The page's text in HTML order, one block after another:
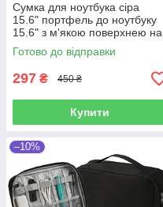
Сумка для ноутбука сіра
15.6" портфель до ноутбуку
15.6" з м'якою поверхнею на
ремені Уцінка!
Готово до відправки
297 ₴ 450 ₴
Купити
–10%